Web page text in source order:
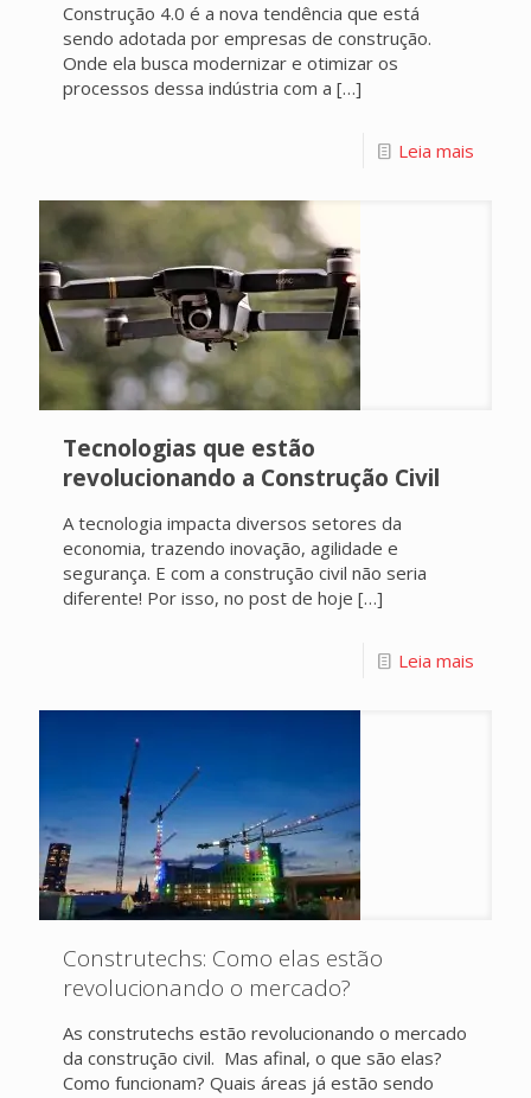
Construção 4.0 é a nova tendência que está
sendo adotada por empresas de construção.
Onde ela busca modernizar e otimizar os
processos dessa indústria com a […]
Leia mais
Tecnologias que estão
revolucionando a Construção Civil
A tecnologia impacta diversos setores da
economia, trazendo inovação, agilidade e
segurança. E com a construção civil não seria
diferente! Por isso, no post de hoje […]
Leia mais
Construtechs: Como elas estão
revolucionando o mercado?
As construtechs estão revolucionando o mercado
da construção civil. Mas afinal, o que são elas?
Como funcionam? Quais áreas já estão sendo